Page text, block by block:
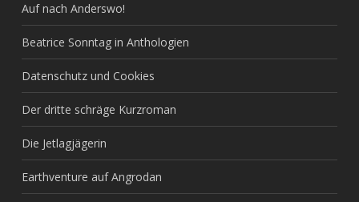
Auf nach Anderswo!
Beatrice Sonntag in Anthologien
Datenschutz und Cookies
Der dritte schräge Kurzroman
Die Jetlagjägerin
Earthventure auf Angrodan